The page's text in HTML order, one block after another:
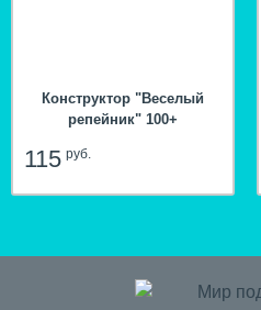
Конструктор "Веселый
репейник" 100+
115руб.